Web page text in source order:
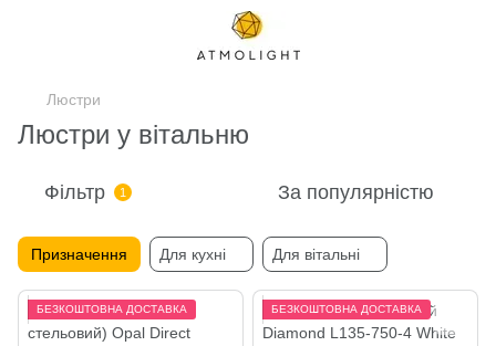
Люстри
Люстри у вітальню
Фільтр 1 За популярністю
Призначення Для кухні Для вітальні
БЕЗКОШТОВНА ДОСТАВКА БЕЗКОШТОВНА ДОСТАВКА